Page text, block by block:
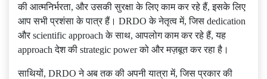
की आत्मनिर्भरता, और उसकी सुरक्षा के लिए काम कर रहे हैं, इसके लिए
आप सभी प्रशंसा के पात्र हैं। DRDO के नेतृत्व में, जिस dedication
और scientific approach के साथ, आपलोग काम कर रहे हैं, यह
approach देश की strategic power को और मज़बूत कर रहा है।
साथियों, DRDO ने अब तक की अपनी यात्रा में, जिस प्रकार की